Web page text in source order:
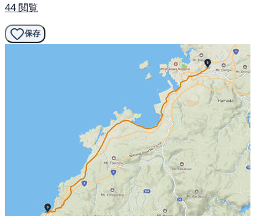
44 閲覧
保存